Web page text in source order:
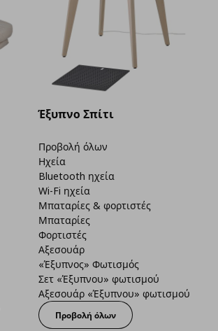
Έξυπνο Σπίτι
Προβολή όλων
Ηχεία
Bluetooth ηχεία
Wi-Fi ηχεία
Μπαταρίες & φορτιστές
Μπαταρίες
Φορτιστές
Αξεσουάρ
«Έξυπνος» Φωτισμός
Σετ «Έξυπνου» φωτισμού
Αξεσουάρ «Έξυπνου» φωτισμού
Προβολή όλων